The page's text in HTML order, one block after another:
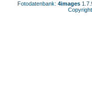
Fotodatenbank: 4images